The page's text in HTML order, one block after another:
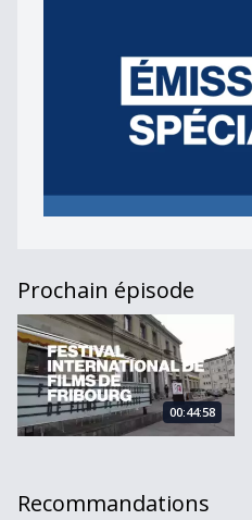
Prochain épisode
En direct du FIFF
00:44:58
Recommandations